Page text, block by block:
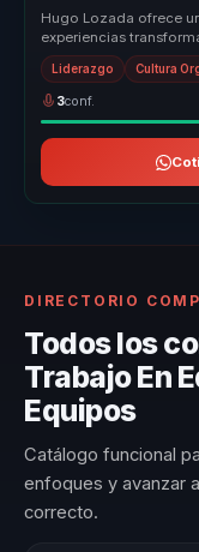
Hugo Lozada ofrece
experiencias
responsabl...
Liderazgo Cultura
3conf.
DIRECTORIO
Todos los
Trabajo En
Equipos
Catálogo funcional
enfoques y avanzar
correcto.